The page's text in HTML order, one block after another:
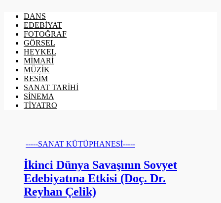
DANS
EDEBİYAT
FOTOĞRAF
GÖRSEL
HEYKEL
MİMARİ
MÜZİK
RESİM
SANAT TARİHİ
SİNEMA
TİYATRO
-----SANAT KÜTÜPHANESİ-----
İkinci Dünya Savaşının Sovyet
Edebiyatına Etkisi (Doç. Dr.
Reyhan Çelik)